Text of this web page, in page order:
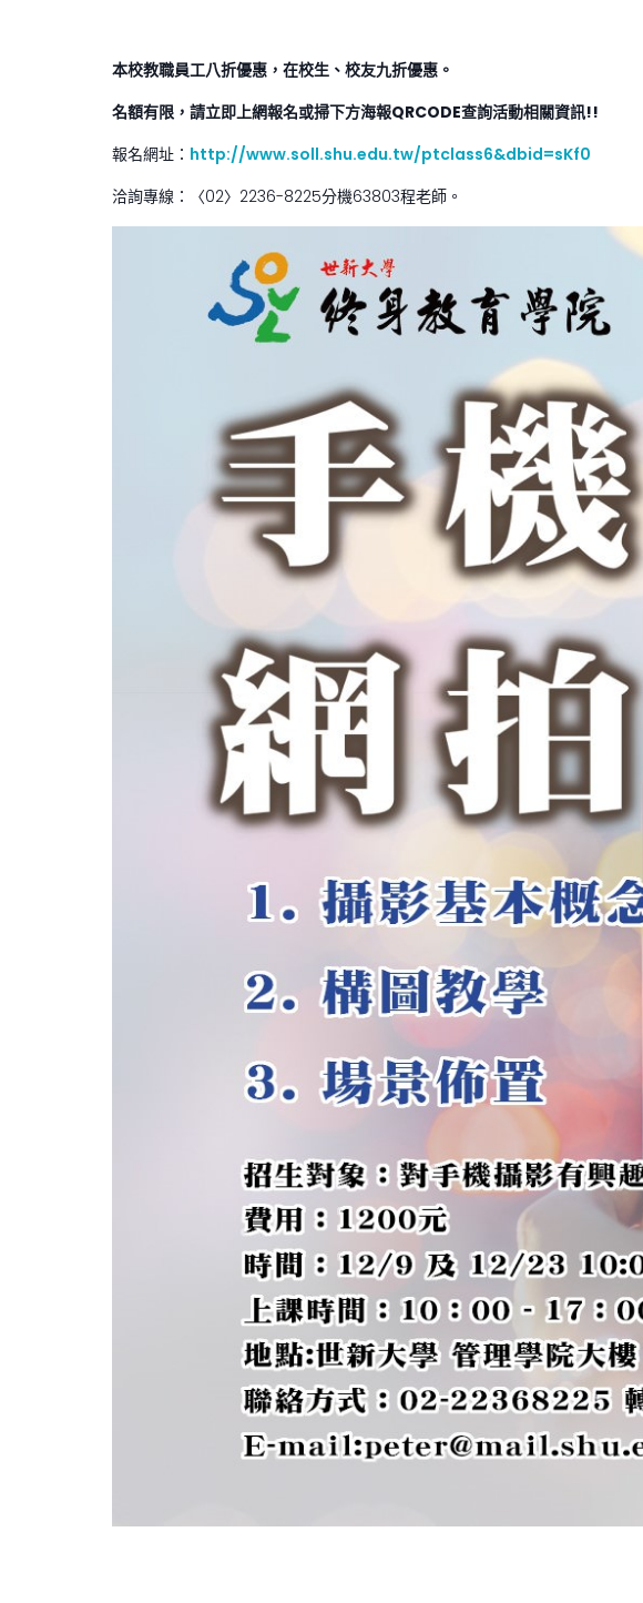
本校教職員工八折優惠，在校生、校友九折優惠。
名額有限，請立即上網報名或掃下方海報QRCODE查詢活動相關資訊!!
報名網址： http://www.soll.shu.edu.tw/ptclass6&dbid=sKf0
洽詢專線：〈02〉2236-8225分機63803程老師。